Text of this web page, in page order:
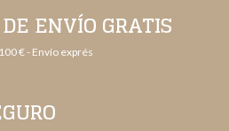
ENVÍO GRATIS
€ - Envío exprés